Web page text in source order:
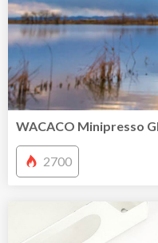
WACACO Minipresso
2700